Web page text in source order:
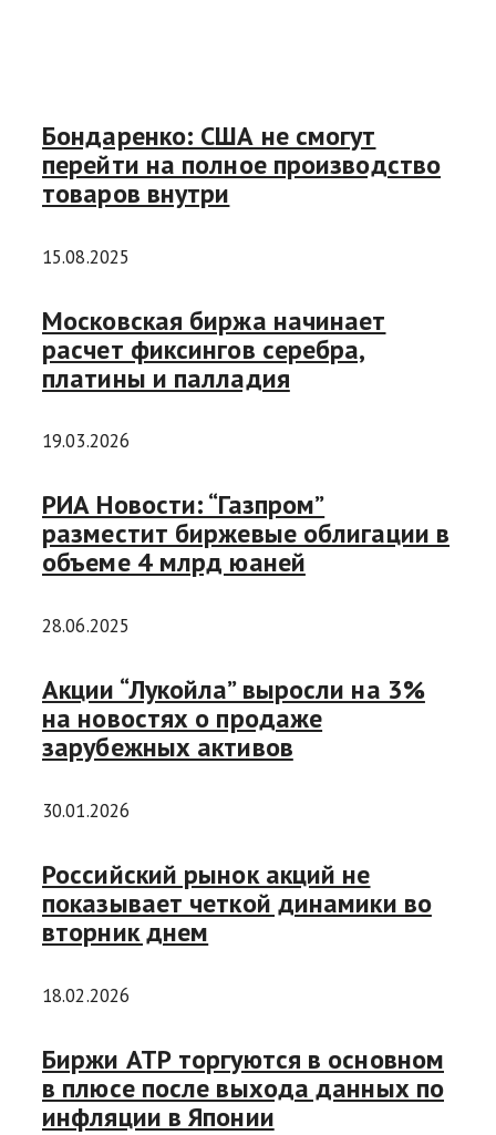
Бондаренко: США не смогут
перейти на полное производство
товаров внутри
15.08.2025
Московская биржа начинает
расчет фиксингов серебра,
платины и палладия
19.03.2026
РИА Новости: “Газпром”
разместит биржевые облигации в
объеме 4 млрд юаней
28.06.2025
Акции “Лукойла” выросли на 3%
на новостях о продаже
зарубежных активов
30.01.2026
Российский рынок акций не
показывает четкой динамики во
вторник днем
18.02.2026
Биржи АТР торгуются в основном
в плюсе после выхода данных по
инфляции в Японии